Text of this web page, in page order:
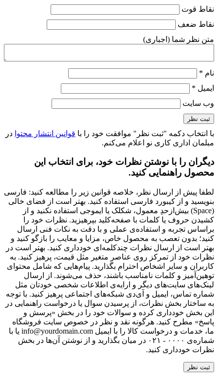
نقاط قوت
نقاط ضعف
متن نظر شما (اجباری)
نام *
ایمیل *
وب‌ سایت
با انتخاب دکمه "ثبت نظر" موافقت خود را با قوانین انتشار محتوا در
مبلمان اداری کاری نو اعلام می‌کنم.
دیگران را با نوشتن نظرات خود، برای انتخاب این
محصول راهنمایی کنید.
لطفا پیش از ارسال نظر، خلاصه قوانین زیر را مطالعه کنید: فارسی
بنویسید و از کیبورد فارسی استفاده کنید. بهتر است از فضای خالی
(Space) بیش‌از‌حدِ معمول، شکلک یا ایموجی استفاده نکنید و از
کشیدن حروف یا کلمات با صفحه‌کلید بپرهیزید. نظرات خود را
براساس تجربه و استفاده‌ی عملی و با دقت به نکات فنی ارسال
کنید؛ بدون تعصب به محصول خاص، مزایا و معایب را بازگو کنید و
بهتر است از ارسال نظرات چندکلمه‌‌ای خودداری کنید. بهتر است در
نظرات خود از تمرکز روی عناصر متغیر مثل قیمت، پرهیز کنید. به
کاربران و سایر اشخاص احترام بگذارید. پیام‌هایی که شامل محتوای
توهین‌آمیز و کلمات نامناسب باشند، حذف می‌شوند. از ارسال
لینک‌های سایت‌های دیگر و ارایه‌ی اطلاعات شخصی خودتان مثل
شماره تماس، ایمیل و آی‌دی شبکه‌های اجتماعی پرهیز کنید. با توجه
به ساختار بخش نظرات، از پرسیدن سوال یا درخواست راهنمایی در
این بخش خودداری کرده و سوالات خود را در بخش «پرسش و
پاسخ» مطرح کنید. هرگونه نقد و نظر در خصوص سایت فروشگاه
ما، خدمات و درخواست کالا را با ایمیل info@yourdomain.com یا با
شماره‌ی ۰۰۰۰ - ۰۲۱ در میان بگذارید و از نوشتن آن‌ها در بخش
نظرات خودداری کنید.
ثبت نظر